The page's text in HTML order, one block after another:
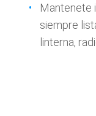
Mantenete
siempre
linterna,